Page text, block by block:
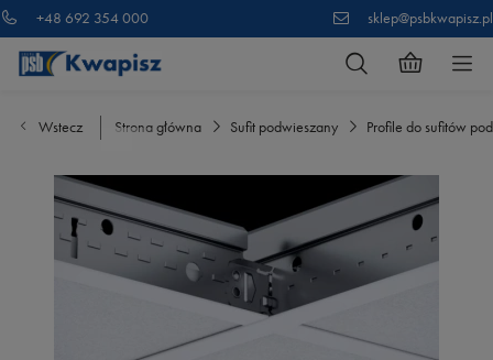
+48 692 354 000 sklep@psbkwapisz.pl
Wstecz Strona główna Sufit podwieszany Profile do sufitów